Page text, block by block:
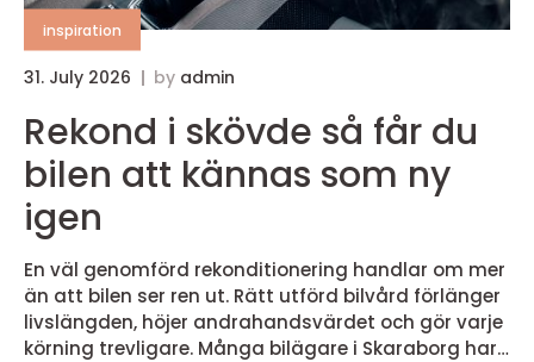
inspiration
31. July 2026 by admin
Rekond i skövde så får du
bilen att kännas som ny
igen
En väl genomförd rekonditionering handlar om mer
än att bilen ser ren ut. Rätt utförd bilvård förlänger
livslängden, höjer andrahandsvärdet och gör varje
körning trevligare. Många bilägare i Skaraborg har